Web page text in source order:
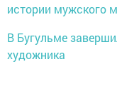
истории мужского
В Бугульме
художника